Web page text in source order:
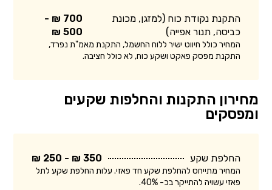
התקנת נקודת כוח (למזגן, מכונת
כביסה, תנור אפייה)
700 ₪ -
500 ₪
המחיר כולל חיווט ישיר ללוח החשמל, התקנת מאמ"ת נפרד,
התקנת מפסק פאקט ושקע כוח, לא כולל חציבה.
מחירון התקנות והחלפות שקעים
ומפסקים
החלפת שקע 350 ₪ - 250 ₪
המחיר מתייחס להחלפת שקע חד פאזי. עלות החלפת שקע לתל
פאזי עשויה להתייקר בכ- 40%.